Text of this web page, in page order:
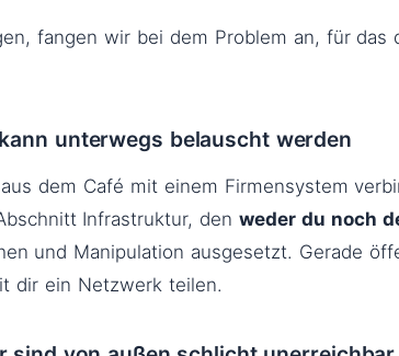
fangen wir bei dem Problem an, für
unterwegs belauscht werden
dem Café mit einem Firmensystem
Infrastruktur, denweder du noch
und Manipulation ausgesetzt. Gerade
dir ein Netzwerk teilen.